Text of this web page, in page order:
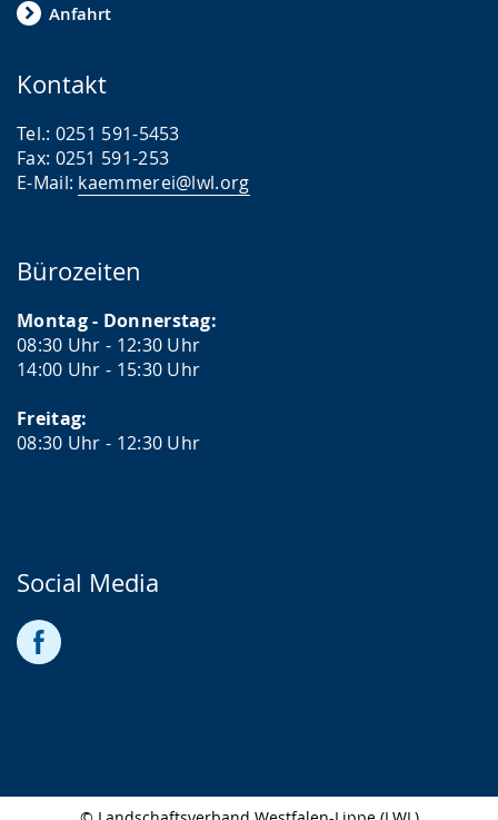
Anfahrt
Kontakt
Tel.: 0251 591-5453
Fax: 0251 591-253
E-Mail: kaemmerei@lwl.org
Bürozeiten
Montag - Donnerstag:
08:30 Uhr - 12:30 Uhr
14:00 Uhr - 15:30 Uhr
Freitag:
08:30 Uhr - 12:30 Uhr
Social Media